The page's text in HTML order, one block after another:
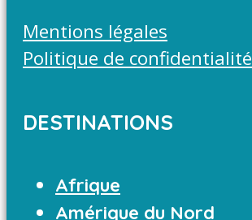
Mentions légales
Politique de confidentialité
DESTINATIONS
Afrique
Amérique du Nord